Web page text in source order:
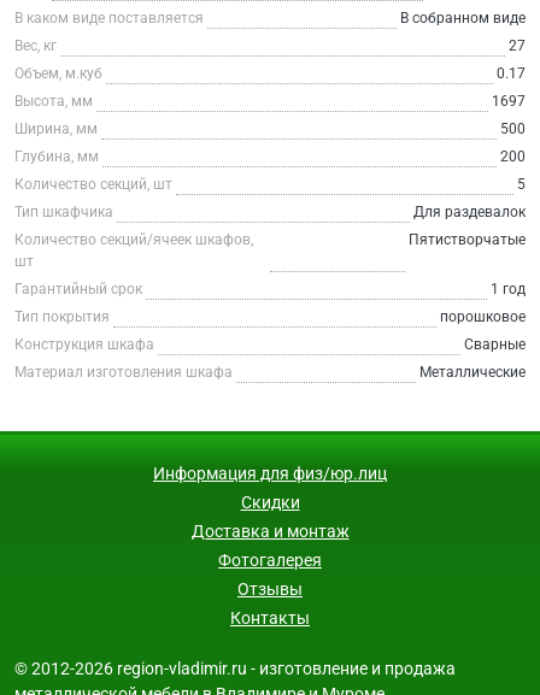
В каком виде поставляется
В собранном виде
Вес, кг
27
Объем, м.куб
0.17
Высота, мм
1697
Ширина, мм
500
Глубина, мм
200
Количество секций, шт
5
Тип шкафчика
Для раздевалок
Количество секций/ячеек шкафов,
шт
Пятистворчатые
Гарантийный срок
1 год
Тип покрытия
порошковое
Конструкция шкафа
Сварные
Материал изготовления шкафа
Металлические
Информация для физ/юр.лиц
Скидки
Доставка и монтаж
Фотогалерея
Отзывы
Контакты
© 2012-2026 region-vladimir.ru - изготовление и продажа